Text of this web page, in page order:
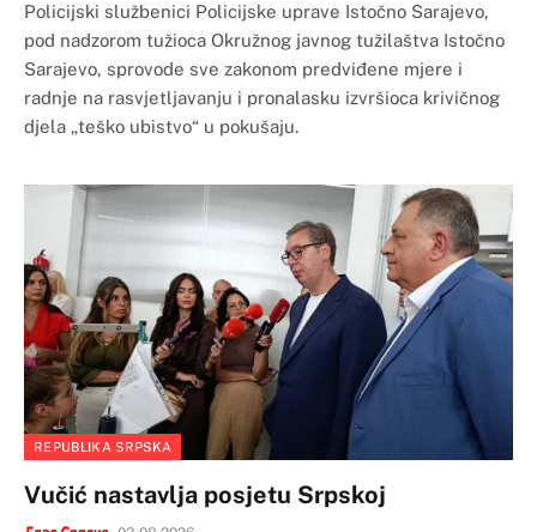
Policijski službenici Policijske uprave Istočno Sarajevo,
pod nadzorom tužioca Okružnog javnog tužilaštva Istočno
Sarajevo, sprovode sve zakonom predviđene mjere i
radnje na rasvjetljavanju i pronalasku izvršioca krivičnog
djela „teško ubistvo“ u pokušaju.
REPUBLIKA SRPSKA
Vučić nastavlja posjetu Srpskoj